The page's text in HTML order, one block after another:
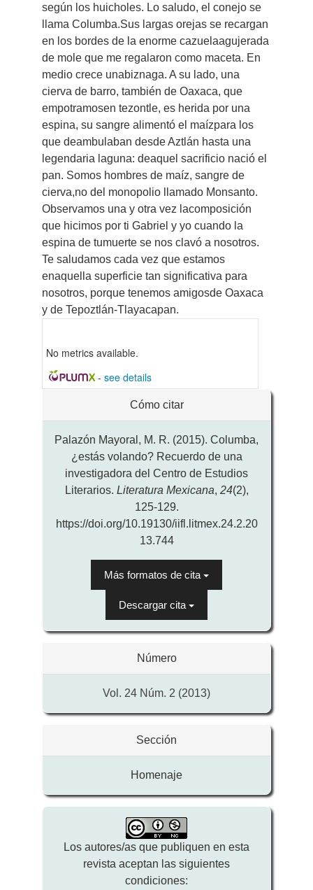
según los huicholes. Lo saludo, el conejo se
llama Columba.Sus largas orejas se recargan
en los bordes de la enorme cazuelaagujerada
de mole que me regalaron como maceta. En
medio crece unabiznaga. A su lado, una
cierva de barro, también de Oaxaca, que
empotramosen tezontle, es herida por una
espina, su sangre alimentó el maízpara los
que deambulaban desde Aztlán hasta una
legendaria laguna: deaquel sacrificio nació el
pan. Somos hombres de maíz, sangre de
cierva,no del monopolio llamado Monsanto.
Observamos una y otra vez lacomposición
que hicimos por ti Gabriel y yo cuando la
espina de tumuerte se nos clavó a nosotros.
Te saludamos cada vez que estamos
enaquella superficie tan significativa para
nosotros, porque tenemos amigosde Oaxaca
y de Tepoztlán-Tlayacapan.
No metrics available.
- see details
artículo
Cómo citar
Palazón Mayoral, M. R. (2015). Columba,
¿estás volando? Recuerdo de una
investigadora del Centro de Estudios
Literarios. Literatura Mexicana, 24(2),
125-129.
https://doi.org/10.19130/iifl.litmex.24.2.20
13.744
Más formatos de cita
Descargar cita
Número
Vol. 24 Núm. 2 (2013)
Sección
Homenaje
Los autores/as que publiquen en esta
revista aceptan las siguientes
condiciones: